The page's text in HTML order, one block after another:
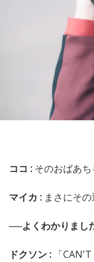
ココ : そのおばあち
マイカ : まさにその
──よくわかりまし
ドクソン : 「